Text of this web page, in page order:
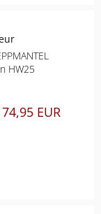
HW25
EUR